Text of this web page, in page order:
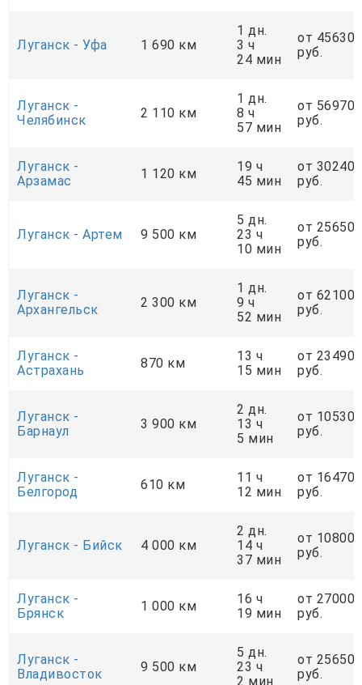
Луганск - Уфа 1 690 км
1 дн.
3 ч
24 мин
от 45630
руб.
Луганск -
Челябинск
2 110 км
1 дн.
8 ч
57 мин
от 56970
руб.
Луганск -
Арзамас
1 120 км
19 ч
45 мин
от 30240
руб.
Луганск - Артем 9 500 км
5 дн.
23 ч
10 мин
от 256500
руб.
Луганск -
Архангельск
2 300 км
1 дн.
9 ч
52 мин
от 62100
руб.
Луганск -
Астрахань
870 км
13 ч
15 мин
от 23490
руб.
Луганск -
Барнаул
3 900 км
2 дн.
13 ч
5 мин
от 105300
руб.
Луганск -
Белгород
610 км
11 ч
12 мин
от 16470
руб.
Луганск - Бийск 4 000 км
2 дн.
14 ч
37 мин
от 108000
руб.
Луганск -
Брянск
1 000 км
16 ч
19 мин
от 27000
руб.
Луганск -
Владивосток
9 500 км
5 дн.
23 ч
2 мин
от 256500
руб.